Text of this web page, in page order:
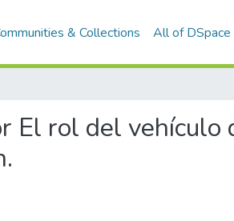
& Collections All of DSpace
El rol del vehículo